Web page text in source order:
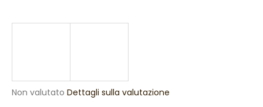
La
Non valutato Dettagli sulla valutazione
d